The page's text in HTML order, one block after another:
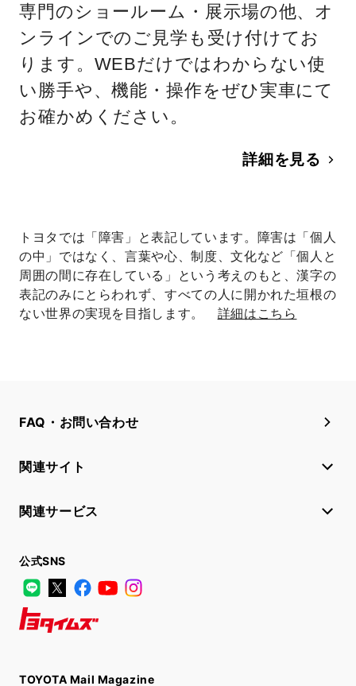
専門のショールーム・展示場の他、オ
ンラインでのご見学も受け付けてお
ります。WEBだけではわからない使
い勝手や、機能・操作をぜひ実車にて
お確かめください。
詳細を見る
トヨタでは「障害」と表記しています。障害は「個人
の中」ではなく、言葉や心、制度、文化など「個人と
周囲の間に存在している」という考えのもと、漢字の
表記のみにとらわれず、すべての人に開かれた垣根の
ない世界の実現を目指します。 詳細はこちら
FAQ・お問い合わせ
関連サイト
関連サービス
公式SNS
LINE
X FacebookYouTube
TOYOTA Mail Magazine